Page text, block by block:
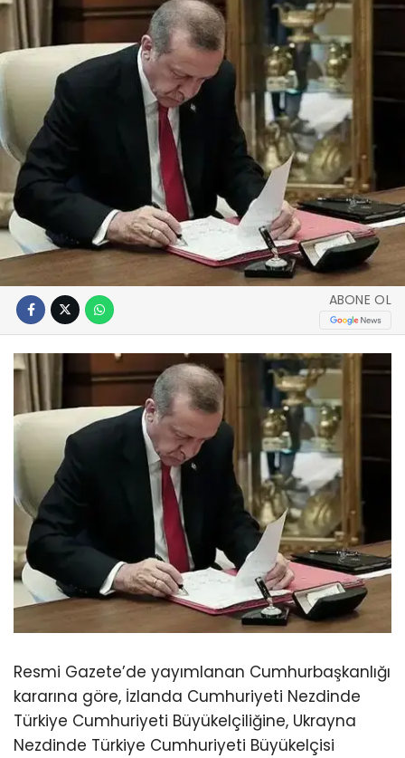
ABONE OL
Resmi Gazete’de yayımlanan Cumhurbaşkanlığı
kararına göre, İzlanda Cumhuriyeti Nezdinde
Türkiye Cumhuriyeti Büyükelçiliğine, Ukrayna
Nezdinde Türkiye Cumhuriyeti Büyükelçisi